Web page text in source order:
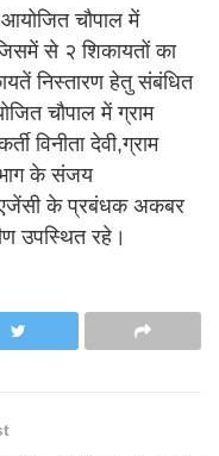
चौपाल में
से २ शिकायतों का
निस्तारण हेतु संबंधित
चौपाल में ग्राम
विनीता देवी,ग्राम
के संजय
एजेंसी के प्रबंधक अकबर
उपस्थित रहे।